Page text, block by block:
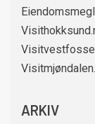
ARKIV